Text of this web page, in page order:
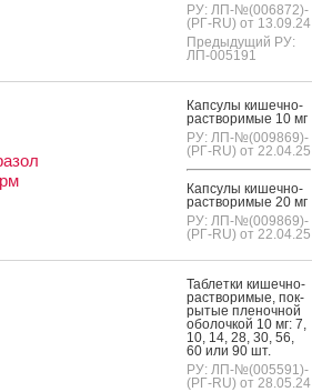
РУ: ЛП-№(006872)-
(РГ-RU) от 13.09.24
Предыдущий РУ:
ЛП-005191
Кап­су­лы ки­шеч­но­
рас­тво­римые 10 мг
РУ: ЛП-№(009869)-
(РГ-RU) от 22.04.25
Кап­су­лы ки­шеч­но­
рас­тво­римые 20 мг
РУ: ЛП-№(009869)-
(РГ-RU) от 22.04.25
Таб­летки ки­шеч­но­
рас­тво­римые, пок­
ры­тые пле­ноч­ной
обо­лоч­кой 10 мг: 7,
10, 14, 28, 30, 56,
60 или 90 шт.
РУ: ЛП-№(005591)-
(РГ-RU) от 28.05.24